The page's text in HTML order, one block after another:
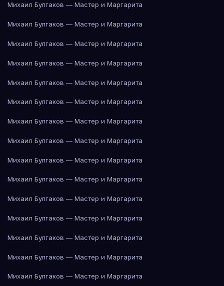
Михаил Булгаков — Мастер и Маргарита
Михаил Булгаков — Мастер и Маргарита
Михаил Булгаков — Мастер и Маргарита
Михаил Булгаков — Мастер и Маргарита
Михаил Булгаков — Мастер и Маргарита
Михаил Булгаков — Мастер и Маргарита
Михаил Булгаков — Мастер и Маргарита
Михаил Булгаков — Мастер и Маргарита
Михаил Булгаков — Мастер и Маргарита
Михаил Булгаков — Мастер и Маргарита
Михаил Булгаков — Мастер и Маргарита
Михаил Булгаков — Мастер и Маргарита
Михаил Булгаков — Мастер и Маргарита
Михаил Булгаков — Мастер и Маргарита
Михаил Булгаков — Мастер и Маргарита